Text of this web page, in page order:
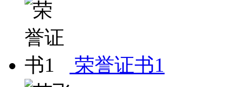
荣誉证书1